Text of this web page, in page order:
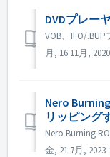
DVDプレー
月, 16 11月,
Nero
リッピング
金, 21 7月, 2023